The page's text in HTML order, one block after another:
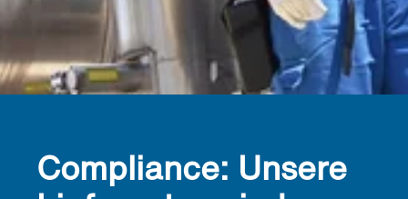
Compliance: Unsere